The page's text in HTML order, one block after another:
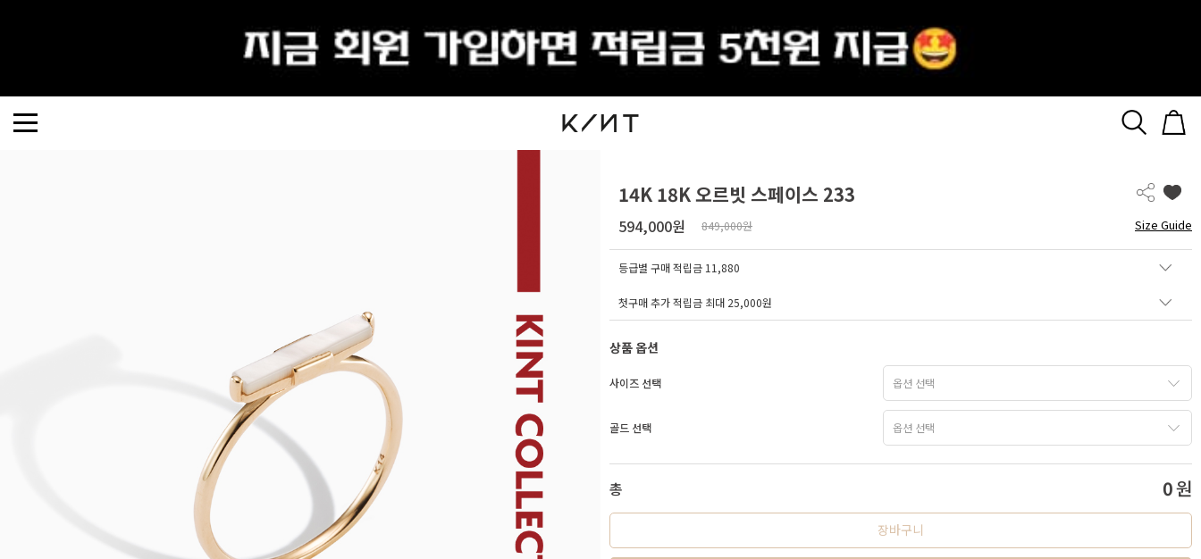
14K 18K 오르빗 스페이스 233
594,000원 849,000원 Size Guide
등급별 구매 적립금 11,880
첫구매 추가 적립금 최대 25,000원
상품 옵션
사이즈 선택
골드 선택
총 0원
장바구니